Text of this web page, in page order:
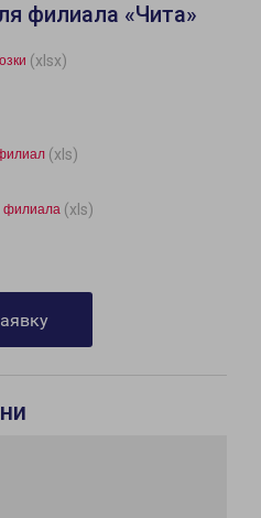
филиала «Чита»
(xlsx)
(xls)
филиала (xls)